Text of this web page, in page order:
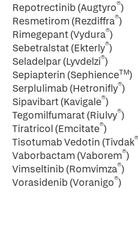
Repotrectinib (Augtyro®)
Resmetirom (Rezdiffra®)
Rimegepant (Vydura®)
Sebetralstat (Ekterly®)
Seladelpar (Lyvdelzi®)
Sepiapterin (SephienceTM)
Serplulimab (Hetronifly®)
Sipavibart (Kavigale®)
Tegomilfumarat (Riulvy®)
Tiratricol (Emcitate®)
Tisotumab Vedotin (Tivdak®
Vaborbactam (Vaborem®)
Vimseltinib (Romvimza®)
Vorasidenib (Voranigo®)